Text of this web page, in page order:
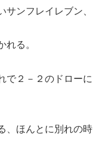
ンフレイレブン、
れる。
で２－２のドローに
、ほんとに別れの時